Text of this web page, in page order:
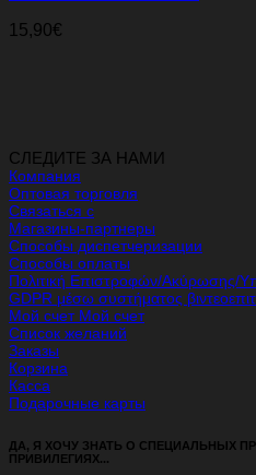
15,90€
СЛЕДИТЕ ЗА НАМИ
Компания
Оптовая торговля
Связаться с
Магазины-партнеры
Способы диспетчеризации
Способы оплаты
Πολιτική Επιστροφών/Ακύρωσης/
GDPR μέσω συστήματος
Мой счет Мой счет
Список желаний
Заказы
Корзина
Касса
Подарочные карты
ДА, Я ХОЧУ ЗНАТЬ О СПЕЦИАЛЬНЫХ
ПРИВИЛЕГИЯХ...